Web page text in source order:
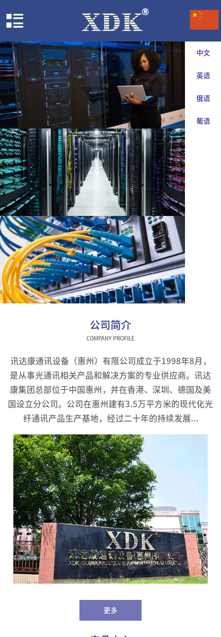
中文
英语
俄语
葡语
公司简介
COMPANY PROFILE
讯达康通讯设备（惠州）有限公司成立于1998年8月，
是从事光通讯相关产品和解决方案的专业供应商。讯达
康集团总部位于中国惠州，并在香港、深圳、德国及美
国设立分公司。公司在惠州建有3.5万平方米的现代化光
纤通讯产品生产基地，经过二十年的持续发展...
更多